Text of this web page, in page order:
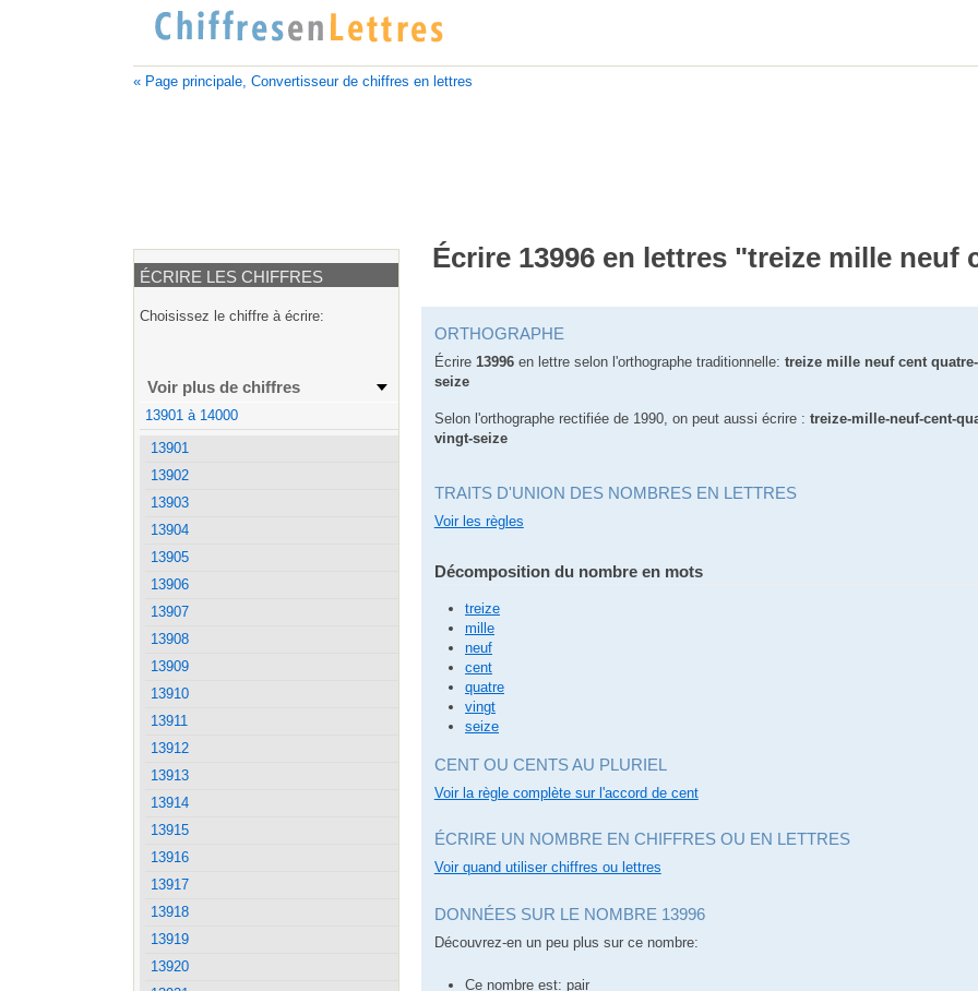
« Page principale, Convertisseur de chiffres en lettres
Écrire 13996 en lettres "treize mille neuf
ORTHOGRAPHE
Écrire 13996en lettre selon l'orthographe traditionnelle: treize mille neuf cent
seize
Selon l'orthographe rectifiée de 1990, on peut aussi écrire : treize-mille-neuf-cent-
vingt-seize
TRAITS D'UNION DES NOMBRES EN LETTRES
Voir les règles
Décomposition du nombre en mots
treize
mille
neuf
cent
quatre
vingt
seize
CENT OU CENTS AU PLURIEL
Voir la règle complète sur l'accord de cent
ÉCRIRE UN NOMBRE EN CHIFFRES OU EN LETTRES
Voir quand utiliser chiffres ou lettres
DONNÉES SUR LE NOMBRE 13996
Découvrez-en un peu plus sur ce nombre:
Ce nombre est: pair
ÉCRIRE LES CHIFFRES
Choisissez le chiffre à écrire:
Voir plus de chiffres
13901 à 14000
13901
13902
13903
13904
13905
13906
13907
13908
13909
13910
13911
13912
13913
13914
13915
13916
13917
13918
13919
13920